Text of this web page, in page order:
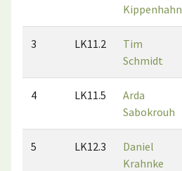
Kippenhahn
3 LK11.2
Tim
Schmidt
4 LK11.5
Arda
Sabokrouh
5 LK12.3
Daniel
Krahnke